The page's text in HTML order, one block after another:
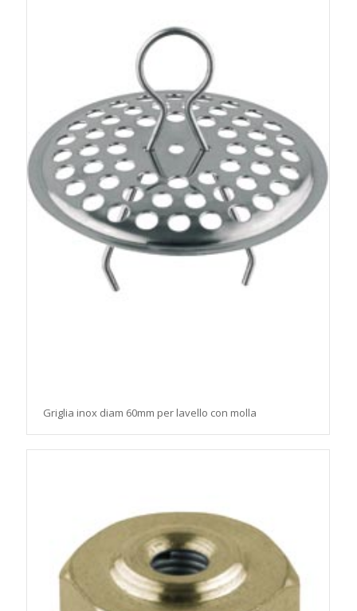
Griglia inox diam 60mm per lavello con molla